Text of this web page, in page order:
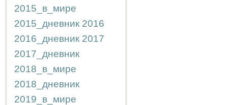
2015_в_мире
2015_дневник 2016
2016_дневник 2017
2017_дневник
2018_в_мире
2018_дневник
2019_в_мире